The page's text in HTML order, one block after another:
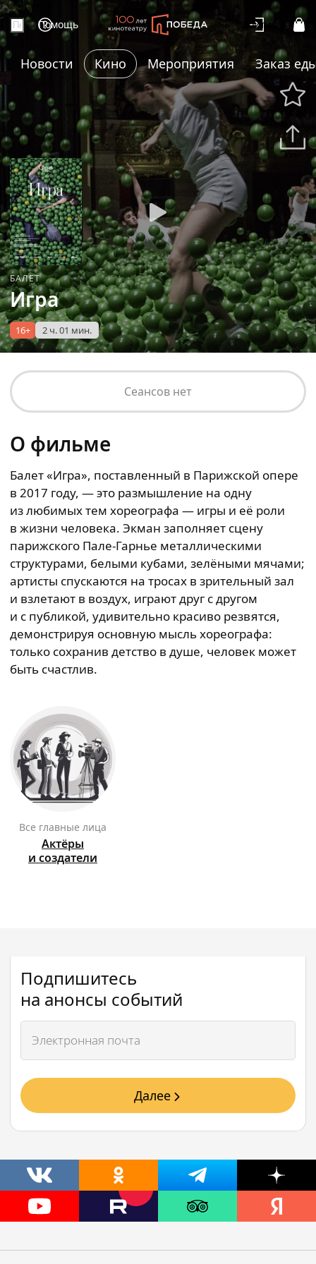
Помощь Войти
Новости Кино Мероприятия Заказ
БАЛЕТ
Игра
16+ 2 ч. 01 мин.
Сеансов нет
О фильме
Балет «Игра», поставленный в Парижской опере
в 2017 году, — это размышление на одну
из любимых тем хореографа — игры и её роли
в жизни человека. Экман заполняет сцену
парижского Пале-Гарнье металлическими
структурами, белыми кубами, зелёными мячами;
артисты спускаются на тросах в зрительный зал
и взлетают в воздух, играют друг с другом
и с публикой, удивительно красиво резвятся,
демонстрируя основную мысль хореографа:
только сохранив детство в душе, человек может
быть счастлив.
Все главные лица
Актёры
и создатели
Подпишитесь
на анонсы событий
Далее